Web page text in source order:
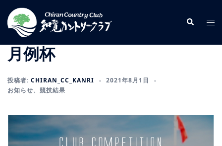
ン
検
索
ト
ル
月例杯
投稿者: CHIRAN_CC_KANRI
2021年8月1日
お知らせ、 競技結果